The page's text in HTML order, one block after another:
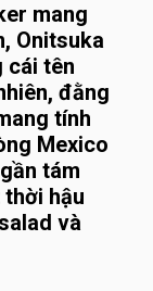
mang
Onitsuka
cái tên
đằng
tính
Mexico
tám
hậu
và